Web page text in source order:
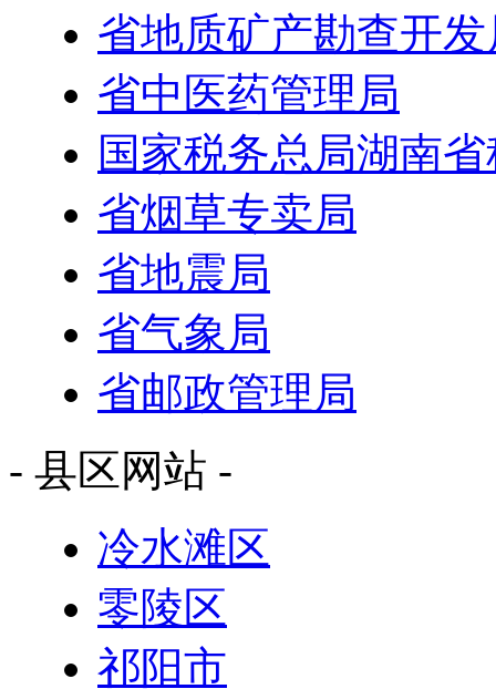
省地质矿产勘查开发
省中医药管理局
国家税务总局湖南
省烟草专卖局
省地震局
省气象局
省邮政管理局
- 县区网站 -
冷水滩区
零陵区
祁阳市